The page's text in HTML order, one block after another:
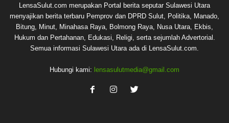
LensaSulut.com merupakan Portal berita seputar Sulawesi Utara
menyajikan berita terbaru Pemprov dan DPRD Sulut, Politika, Manado,
Bitung, Minut, Minahasa Raya, Bolmong Raya, Nusa Utara, Ekbis,
Hukum dan Pertahanan, Edukasi, Religi, serta sejumlah Advertorial.
Semua informasi Sulawesi Utara ada di LensaSulut.com.
Hubungi kami: lensasulutmedia@gmail.com